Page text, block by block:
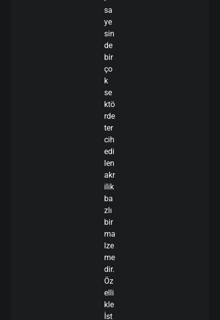
sa
ye
sin
de
bir
ço
k
se
ktö
rde
ter
cih
edi
len
akr
ilik
ba
zlı
bir
ma
lze
me
dir.
Öz
elli
kle
İst